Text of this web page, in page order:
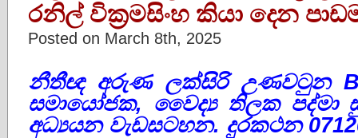
රනිල් වික්‍රමසිංහ කියා දෙන
Posted on March 8th, 2025
නීතීඥ අරුණ ලක්සිරි උණවටුන
සමායෝජක, වෛද්‍ය තිලක පද්මා
අධ්‍යයන වැඩසටහන. දුරකථන